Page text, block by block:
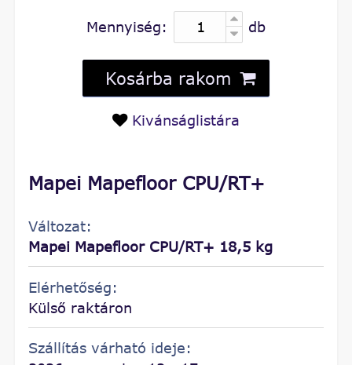
Mapei Mapefloor CPU/RT+
Változat:
Mapei Mapefloor CPU/RT+ 18,5 kg
Elérhetőség:
Külső raktáron
Szállítás várható ideje:
Mennyiség: db
Kosárba rakom
Kivánságlistára